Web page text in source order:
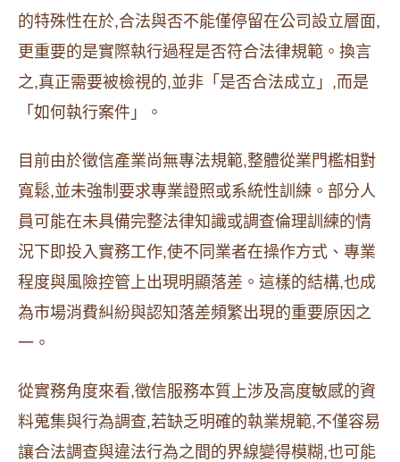
的特殊性在於,合法與否不能僅停留在公司設立層面,
更重要的是實際執行過程是否符合法律規範。換言
之,真正需要被檢視的,並非「是否合法成立」,而是
「如何執行案件」。
目前由於徵信產業尚無專法規範,整體從業門檻相對
寬鬆,並未強制要求專業證照或系統性訓練。部分人
員可能在未具備完整法律知識或調查倫理訓練的情
況下即投入實務工作,使不同業者在操作方式、專業
程度與風險控管上出現明顯落差。這樣的結構,也成
為市場消費糾紛與認知落差頻繁出現的重要原因之
一。
從實務角度來看,徵信服務本質上涉及高度敏感的資
料蒐集與行為調查,若缺乏明確的執業規範,不僅容易
讓合法調查與違法行為之間的界線變得模糊,也可能